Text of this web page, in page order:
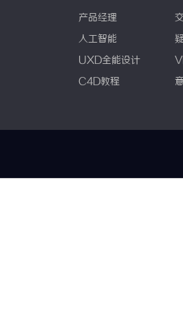
产品经理
人工智能
UXD全能设计
C4D教程